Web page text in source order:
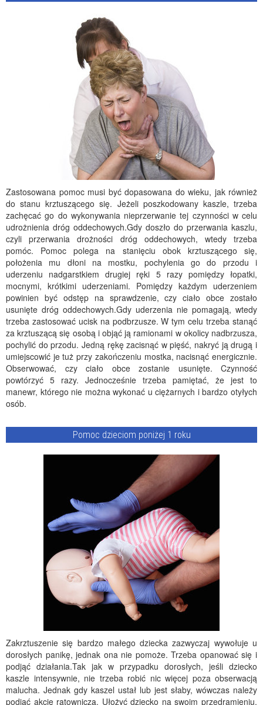
Zastosowana pomoc musi być dopasowana do wieku, jak również
do stanu krztuszącego się. Jeżeli poszkodowany kaszle, trzeba
zachęcać go do wykonywania nieprzerwanie tej czynności w celu
udrożnienia dróg oddechowych.Gdy doszło do przerwania kaszlu,
czyli przerwania drożności dróg oddechowych, wtedy trzeba
pomóc. Pomoc polega na stanięciu obok krztuszącego się,
położenia mu dłoni na mostku, pochylenia go do przodu i
uderzeniu nadgarstkiem drugiej ręki 5 razy pomiędzy łopatki,
mocnymi, krótkimi uderzeniami. Pomiędzy każdym uderzeniem
powinien być odstęp na sprawdzenie, czy ciało obce zostało
usunięte dróg oddechowych.Gdy uderzenia nie pomagają, wtedy
trzeba zastosować ucisk na podbrzusze. W tym celu trzeba stanąć
za krztuszącą się osobą i objąć ją ramionami w okolicy nadbrzusza,
pochylić do przodu. Jedną rękę zacisnąć w pięść, nakryć ją drugą i
umiejscowić je tuż przy zakończeniu mostka, nacisnąć energicznie.
Obserwować, czy ciało obce zostanie usunięte. Czynność
powtórzyć 5 razy. Jednocześnie trzeba pamiętać, że jest to
manewr, którego nie można wykonać u ciężarnych i bardzo otyłych
osób.
Pomoc dzieciom poniżej 1 roku
Zakrztuszenie się bardzo małego dziecka zazwyczaj wywołuje u
dorosłych panikę, jednak ona nie pomoże. Trzeba opanować się i
podjąć działania.Tak jak w przypadku dorosłych, jeśli dziecko
kaszle intensywnie, nie trzeba robić nic więcej poza obserwacją
malucha. Jednak gdy kaszel ustał lub jest słaby, wówczas należy
podjąć akcję ratowniczą. Ułożyć dziecko na swoim przedramieniu,